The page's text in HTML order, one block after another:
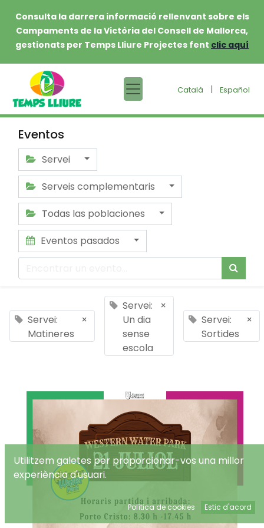
Consulta la darrera informació rellenvant sobre els
Campaments de la Victòria del Consell de Mallorca,
gestionats per Temps Lliure Projectes fent clic aquí
Català | Español
Eventos
Servei
Serveis complementaris
Todas las poblaciones
Eventos pasados
Servei:
Matineres
×
Servei:
Un dia
sense
escola
×
Servei:
Sortides
×
Utilitzem galetes per proporcionar-vos una millor
experiència d'usuari.
Política de cookies Estic d'acord